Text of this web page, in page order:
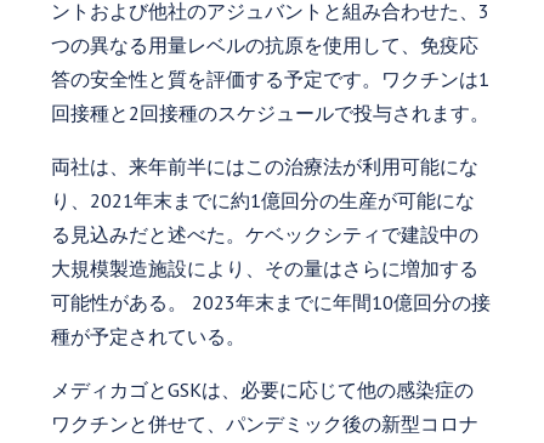
ントおよび他社のアジュバントと組み合わせた、3
つの異なる用量レベルの抗原を使用して、免疫応
答の安全性と質を評価する予定です。ワクチンは1
回接種と2回接種のスケジュールで投与されます。
両社は、来年前半にはこの治療法が利用可能にな
り、2021年末までに約1億回分の生産が可能にな
る見込みだと述べた。ケベックシティで建設中の
大規模製造施設により、その量はさらに増加する
可能性がある。 2023年末までに年間10億回分の接
種が予定されている。
メディカゴとGSKは、必要に応じて他の感染症の
ワクチンと併せて、パンデミック後の新型コロナ